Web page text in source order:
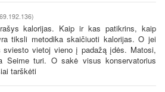
kalorijas. Kaip ir kas patikrins, kaip
tiksli metodika skaičiuoti kalorijas. O jei
vietoj vieno į padažą įdės. Matosi,
Seime turi. O sakė visus konservatorius
tarškėti